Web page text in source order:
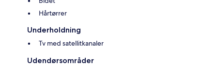
Hårtørrer
Underholdning
Tv med satellitkanaler
Udendørsområder